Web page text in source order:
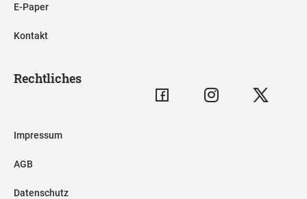
E-Paper
Kontakt
Rechtliches
Impressum
AGB
Datenschutz